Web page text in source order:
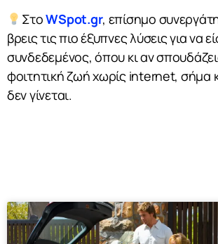
ΣτοWSpot.gr, επίσημο
βρεις τις πιο έξυπνες λύσεις για να
συνδεδεμένος, όπου κι αν
φοιτητική ζωή χωρίς internet, σήμα
δεν γίνεται.